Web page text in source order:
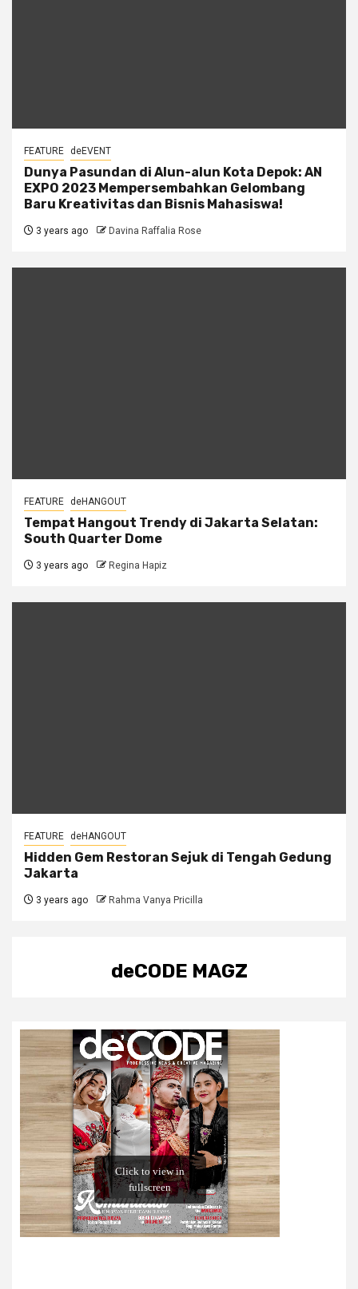
FEATURE deEVENT
Dunya Pasundan di Alun-alun Kota Depok: AN
EXPO 2023 Mempersembahkan Gelombang
Baru Kreativitas dan Bisnis Mahasiswa!
3 years ago Davina Raffalia Rose
FEATURE deHANGOUT
Tempat Hangout Trendy di Jakarta Selatan:
South Quarter Dome
3 years ago Regina Hapiz
FEATURE deHANGOUT
Hidden Gem Restoran Sejuk di Tengah Gedung
Jakarta
3 years ago Rahma Vanya Pricilla
deCODE MAGZ